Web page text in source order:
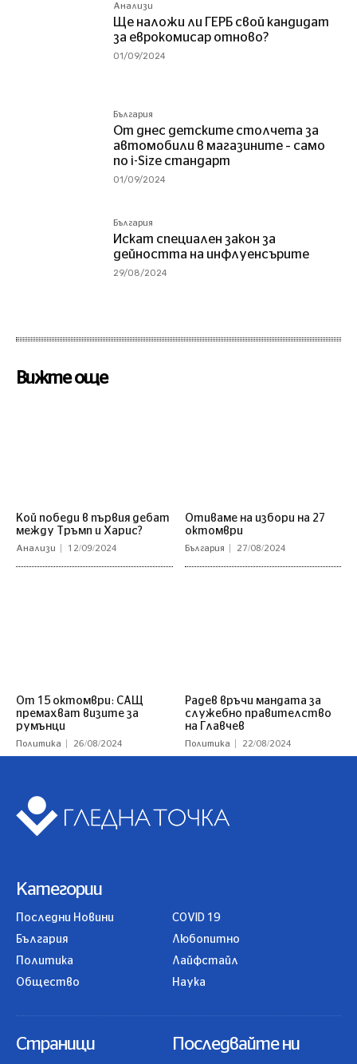
Анализи
Ще наложи ли ГЕРБ свой кандидат
за еврокомисар отново?
01/09/2024
България
От днес детските столчета за
автомобили в магазините – само
по i-Size стандарт
01/09/2024
България
Искат специален закон за
дейността на инфлуенсърите
29/08/2024
Вижте още
Кой победи в първия дебат
между Тръмп и Харис?
Анализи 12/09/2024
Отиваме на избори на 27
октомври
България 27/08/2024
От 15 октомври: САЩ
премахват визите за
румънци
Политика 26/08/2024
Радев връчи мандата за
служебно правителство
на Главчев
Политика 22/08/2024
Категории
Последни Новини
България
Политика
Общество
COVID 19
Любопитно
Лайфстайл
Наука
Страници Последвайте ни